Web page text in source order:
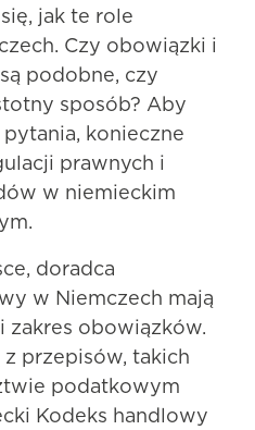
jak te role
Czy obowiązki i
podobne, czy
sposób? Aby
konieczne
prawnych i
w niemieckim
doradca
w Niemczech mają
zakres obowiązków.
przepisów, takich
podatkowym
Kodeks handlowy